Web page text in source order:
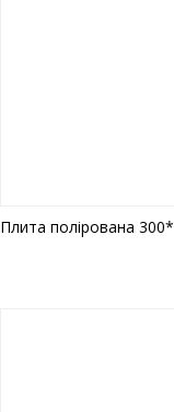
Плита полірована